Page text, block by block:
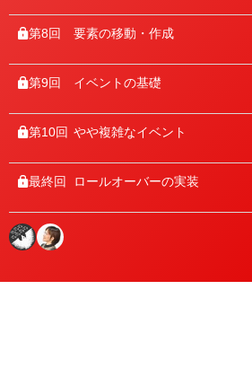
第8回 要素の移動・作成
第9回 イベントの基礎
第10回 やや複雑なイベント
最終回 ロールオーバーの実装